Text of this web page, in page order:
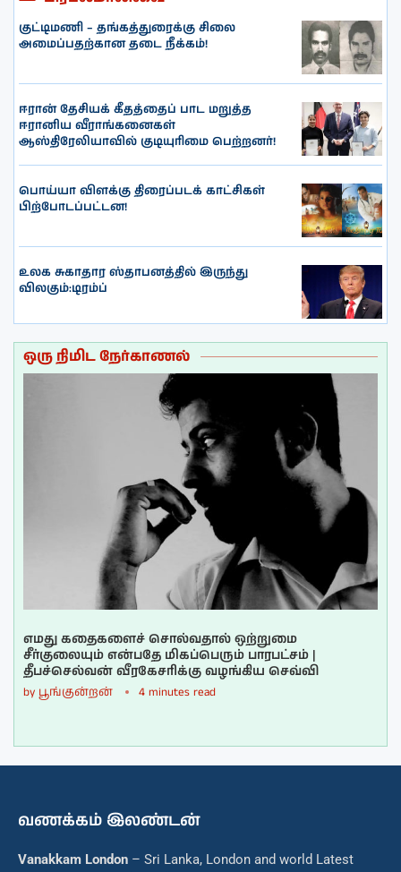
குட்டிமணி – தங்கத்துரைக்கு சிலை
அமைப்பதற்கான தடை நீக்கம்!
ஈரான் தேசியக் கீதத்தைப் பாட மறுத்த
ஈரானிய வீராங்கனைகள்
ஆஸ்திரேலியாவில் குடியுரிமை பெற்றனர்!
பொய்யா விளக்கு திரைப்படக் காட்சிகள்
பிற்போடப்பட்டன!
உலக சுகாதார ஸ்தாபனத்தில் இருந்து
விலகும்:டிரம்ப்
ஒரு நிமிட நேர்காணல்
எமது கதைகளைச் சொல்வதால் ஒற்றுமை
சீர்குலையும் என்பதே மிகப்பெரும் பாரபட்சம் |
தீபச்செல்வன் வீரகேசரிக்கு வழங்கிய செவ்வி
by பூங்குன்றன் 4 minutes read
வணக்கம் இலண்டன்
Vanakkam London – Sri Lanka, London and world Latest